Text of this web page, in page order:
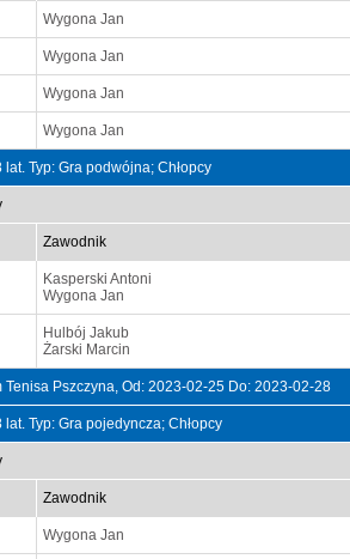
Wygona Jan
Wygona Jan
Wygona Jan
Wygona Jan
Typ: Gra podwójna; Chłopcy
Zawodnik
Kasperski Antoni
Wygona Jan
Hulbój Jakub
Żarski Marcin
Tenisa Pszczyna, Od: 2023-02-25 Do: 2023-02-28
Typ: Gra pojedyncza; Chłopcy
Zawodnik
Wygona Jan